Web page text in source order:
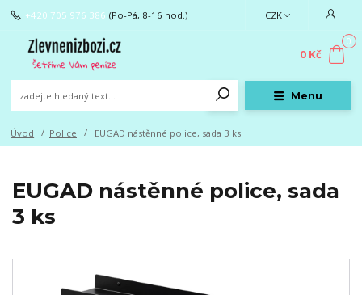
Menu
CZK
+420 705 976 386 (Po-Pá, 8-16 hod.)
0
0 Kč
Úvod Police EUGAD nástěnné police, sada 3 ks
EUGAD nástěnné police, sada
3 ks